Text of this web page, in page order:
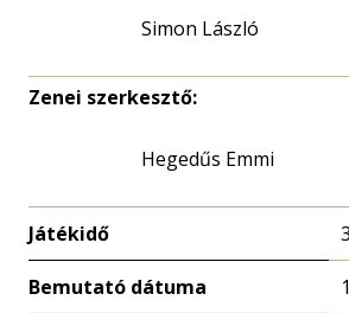
Simon László
Zenei szerkesztő:
Hegedűs Emmi
Játékidő
Bemutató dátuma